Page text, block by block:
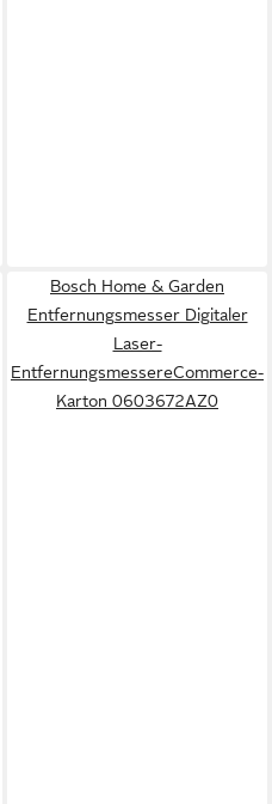
Bosch Home & Garden
Entfernungsmesser Digitaler
Laser-
EntfernungsmessereCommerce-
Karton 0603672AZ0